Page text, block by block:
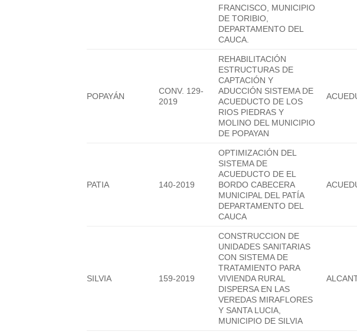
FRANCISCO, MUNICIPIO
DE TORIBIO,
DEPARTAMENTO DEL
CAUCA.
POPAYÁN
CONV. 129-
2019
REHABILITACIÓN
ESTRUCTURAS DE
CAPTACIÓN Y
ADUCCIÓN SISTEMA DE
ACUEDUCTO DE LOS
RIOS PIEDRAS Y
MOLINO DEL MUNICIPIO
DE POPAYAN
PATIA 140-2019
OPTIMIZACIÓN DEL
SISTEMA DE
ACUEDUCTO DE EL
BORDO CABECERA
MUNICIPAL DEL PATÍA
DEPARTAMENTO DEL
CAUCA
SILVIA 159-2019
CONSTRUCCION DE
UNIDADES SANITARIAS
CON SISTEMA DE
TRATAMIENTO PARA
VIVIENDA RURAL
DISPERSA EN LAS
VEREDAS MIRAFLORES
Y SANTA LUCIA,
MUNICIPIO DE SILVIA